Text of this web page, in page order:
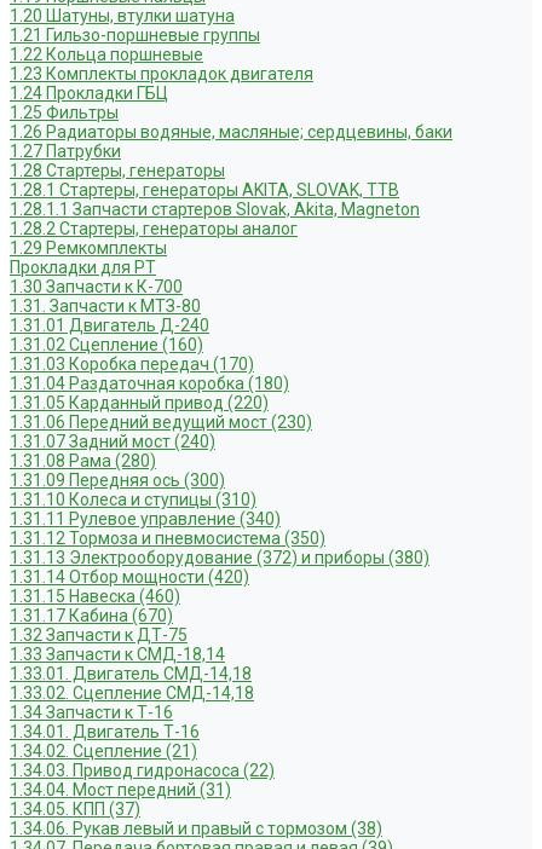
1.20 Шатуны, втулки шатуна
1.21 Гильзо-поршневые группы
1.22 Кольца поршневые
1.23 Комплекты прокладок двигателя
1.24 Прокладки ГБЦ
1.25 Фильтры
1.26 Радиаторы водяные, масляные; сердцевины, баки
1.27 Патрубки
1.28 Стартеры, генераторы
1.28.1 Стартеры, генераторы AKITA, SLOVAK, ТТВ
1.28.1.1 Запчасти стартеров Slovak, Akita, Magneton
1.28.2 Стартеры, генераторы аналог
1.29 Ремкомплекты
Прокладки для РТ
1.30 Запчасти к К-700
1.31. Запчасти к МТЗ-80
1.31.01 Двигатель Д-240
1.31.02 Сцепление (160)
1.31.03 Коробка передач (170)
1.31.04 Раздаточная коробка (180)
1.31.05 Карданный привод (220)
1.31.06 Передний ведущий мост (230)
1.31.07 Задний мост (240)
1.31.08 Рама (280)
1.31.09 Передняя ось (300)
1.31.10 Колеса и ступицы (310)
1.31.11 Рулевое управление (340)
1.31.12 Тормоза и пневмосистема (350)
1.31.13 Электрооборудование (372) и приборы (380)
1.31.14 Отбор мощности (420)
1.31.15 Навеска (460)
1.31.17 Кабина (670)
1.32 Запчасти к ДТ-75
1.33 Запчасти к СМД-18,14
1.33.01. Двигатель СМД-14,18
1.33.02. Сцепление СМД-14,18
1.34 Запчасти к Т-16
1.34.01. Двигатель Т-16
1.34.02. Сцепление (21)
1.34.03. Привод гидронасоса (22)
1.34.04. Мост передний (31)
1.34.05. КПП (37)
1.34.06. Рукав левый и правый с тормозом (38)